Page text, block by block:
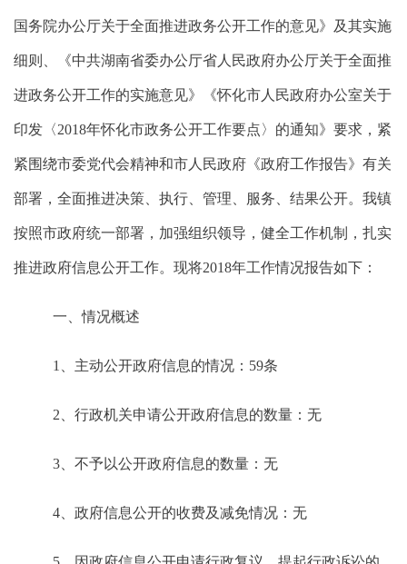
国务院办公厅关于全面推进政务公开工作的意见》及其实施
细则、《中共湖南省委办公厅省人民政府办公厅关于全面推
进政务公开工作的实施意见》《怀化市人民政府办公室关于
印发〈2018年怀化市政务公开工作要点〉的通知》要求，紧
紧围绕市委党代会精神和市人民政府《政府工作报告》有关
部署，全面推进决策、执行、管理、服务、结果公开。 我镇
按照市政府统一部署，加强组织领导，健全工作机制，扎实
推进政府信息公开工作。现将2018年工作情况报告如下：
一、情况概述
1、主动公开政府信息的情况： 59条
2、行政机关申请公开政府信息的数量：无
3、不予以公开政府信息的数量：无
4、政府信息公开的收费及减免情况：无